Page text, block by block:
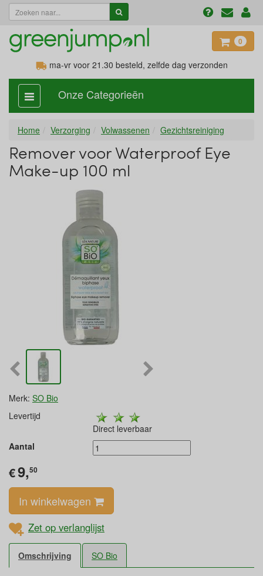
0
ma-vr voor 21.30 besteld, zelfde dag verzonden
categorie
aan,
Onze Categorieën
Home Verzorging Volwassenen Gezichtsreiniging
Remover voor Waterproof Eye
Make-up 100 ml
Merk: SO Bio
Levertijd
Direct leverbaar
Aantal
€9,50
In winkelwagen
Zet op verlanglijst
Omschrijving SO Bio